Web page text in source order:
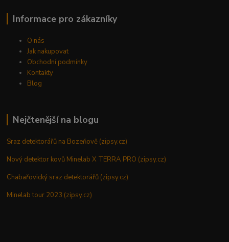
Informace pro zákazníky
O nás
Jak nakupovat
Obchodní podmínky
Kontakty
Blog
Nejčtenější na blogu
Sraz detektorářů na Bozeňově (zipsy.cz)
Nový detektor kovů Minelab X TERRA PRO (zipsy.cz)
Chabařovický sraz detektorářů (zipsy.cz)
Minelab tour 2023 (zipsy.cz)